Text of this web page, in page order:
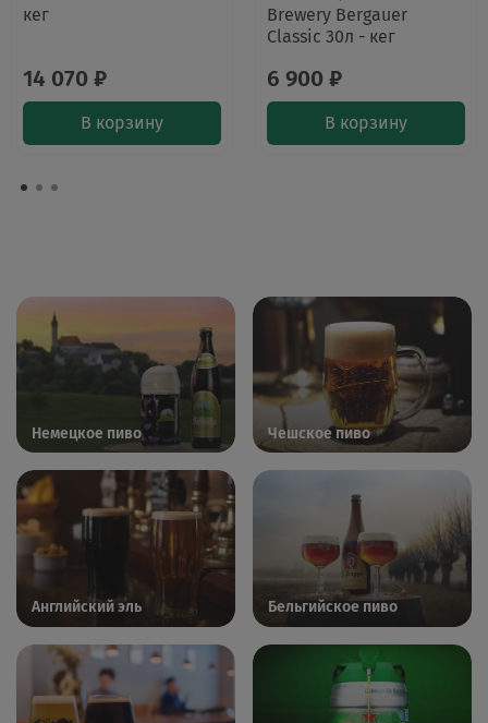
кег
14 070 ₽
В корзину
Brewery Bergauer
Classic 30л - кег
6 900 ₽
В корзину
Немецкое пиво Чешское пиво
Английский эль Бельгийское пиво